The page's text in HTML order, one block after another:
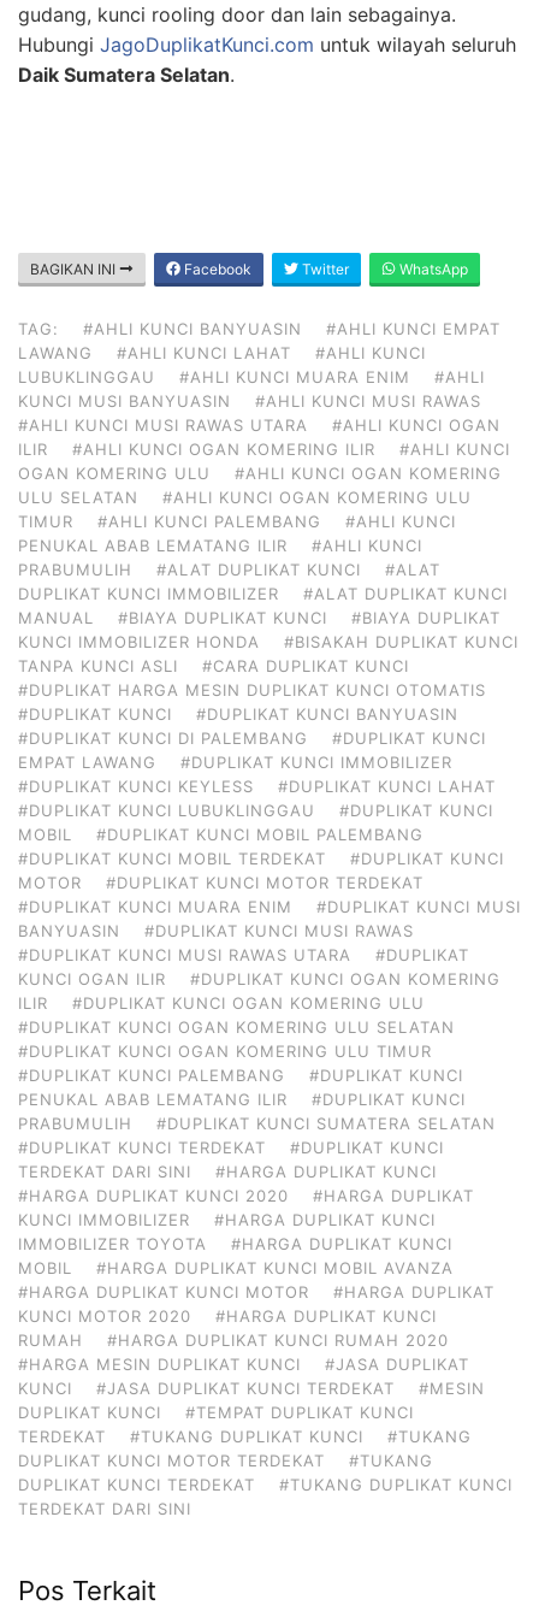
gudang, kunci rooling door dan lain sebagainya.
Hubungi JagoDuplikatKunci.com untuk wilayah seluruh
Daik Sumatera Selatan.
BAGIKAN INI Facebook Twitter WhatsApp
TAG: #AHLI KUNCI BANYUASIN
#AHLI KUNCI EMPAT
LAWANG
#AHLI KUNCI LAHAT
#AHLI KUNCI
LUBUKLINGGAU
#AHLI KUNCI MUARA ENIM
#AHLI
KUNCI MUSI BANYUASIN
#AHLI KUNCI MUSI RAWAS
#AHLI KUNCI MUSI RAWAS UTARA
#AHLI KUNCI OGAN
ILIR
#AHLI KUNCI OGAN KOMERING ILIR
#AHLI KUNCI
OGAN KOMERING ULU
#AHLI KUNCI OGAN KOMERING
ULU SELATAN
#AHLI KUNCI OGAN KOMERING ULU
TIMUR
#AHLI KUNCI PALEMBANG
#AHLI KUNCI
PENUKAL ABAB LEMATANG ILIR
#AHLI KUNCI
PRABUMULIH
#ALAT DUPLIKAT KUNCI
#ALAT
DUPLIKAT KUNCI IMMOBILIZER
#ALAT DUPLIKAT KUNCI
MANUAL
#BIAYA DUPLIKAT KUNCI
#BIAYA DUPLIKAT
KUNCI IMMOBILIZER HONDA
#BISAKAH DUPLIKAT KUNCI
TANPA KUNCI ASLI
#CARA DUPLIKAT KUNCI
#DUPLIKAT HARGA MESIN DUPLIKAT KUNCI OTOMATIS
#DUPLIKAT KUNCI
#DUPLIKAT KUNCI BANYUASIN
#DUPLIKAT KUNCI DI PALEMBANG
#DUPLIKAT KUNCI
EMPAT LAWANG
#DUPLIKAT KUNCI IMMOBILIZER
#DUPLIKAT KUNCI KEYLESS
#DUPLIKAT KUNCI LAHAT
#DUPLIKAT KUNCI LUBUKLINGGAU
#DUPLIKAT KUNCI
MOBIL
#DUPLIKAT KUNCI MOBIL PALEMBANG
#DUPLIKAT KUNCI MOBIL TERDEKAT
#DUPLIKAT KUNCI
MOTOR
#DUPLIKAT KUNCI MOTOR TERDEKAT
#DUPLIKAT KUNCI MUARA ENIM
#DUPLIKAT KUNCI MUSI
BANYUASIN
#DUPLIKAT KUNCI MUSI RAWAS
#DUPLIKAT KUNCI MUSI RAWAS UTARA
#DUPLIKAT
KUNCI OGAN ILIR
#DUPLIKAT KUNCI OGAN KOMERING
ILIR
#DUPLIKAT KUNCI OGAN KOMERING ULU
#DUPLIKAT KUNCI OGAN KOMERING ULU SELATAN
#DUPLIKAT KUNCI OGAN KOMERING ULU TIMUR
#DUPLIKAT KUNCI PALEMBANG
#DUPLIKAT KUNCI
PENUKAL ABAB LEMATANG ILIR
#DUPLIKAT KUNCI
PRABUMULIH
#DUPLIKAT KUNCI SUMATERA SELATAN
#DUPLIKAT KUNCI TERDEKAT
#DUPLIKAT KUNCI
TERDEKAT DARI SINI
#HARGA DUPLIKAT KUNCI
#HARGA DUPLIKAT KUNCI 2020
#HARGA DUPLIKAT
KUNCI IMMOBILIZER
#HARGA DUPLIKAT KUNCI
IMMOBILIZER TOYOTA
#HARGA DUPLIKAT KUNCI
MOBIL
#HARGA DUPLIKAT KUNCI MOBIL AVANZA
#HARGA DUPLIKAT KUNCI MOTOR
#HARGA DUPLIKAT
KUNCI MOTOR 2020
#HARGA DUPLIKAT KUNCI
RUMAH
#HARGA DUPLIKAT KUNCI RUMAH 2020
#HARGA MESIN DUPLIKAT KUNCI
#JASA DUPLIKAT
KUNCI
#JASA DUPLIKAT KUNCI TERDEKAT
#MESIN
DUPLIKAT KUNCI
#TEMPAT DUPLIKAT KUNCI
TERDEKAT
#TUKANG DUPLIKAT KUNCI
#TUKANG
DUPLIKAT KUNCI MOTOR TERDEKAT
#TUKANG
DUPLIKAT KUNCI TERDEKAT
#TUKANG DUPLIKAT KUNCI
TERDEKAT DARI SINI
Pos Terkait